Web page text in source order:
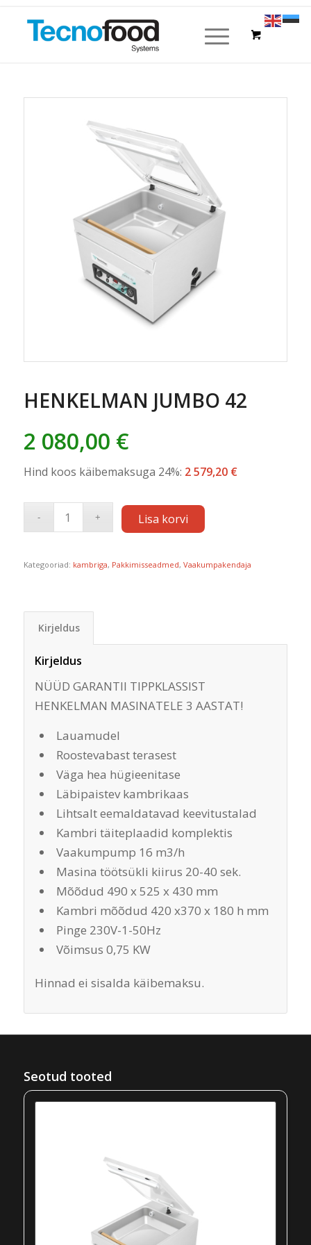
HENKELMAN JUMBO 42
2 080,00 €
Hind koos käibemaksuga 24%: 2 579,20 €
Lisa korvi
Kategooriad: kambriga, Pakkimisseadmed, Vaakumpakendaja
Kirjeldus
Kirjeldus
NÜÜD GARANTII TIPPKLASSIST
HENKELMAN MASINATELE 3 AASTAT!
Lauamudel
Roostevabast terasest
Väga hea hügieenitase
Läbipaistev kambrikaas
Lihtsalt eemaldatavad keevitustalad
Kambri täiteplaadid komplektis
Vaakumpump 16 m3/h
Masina töötsükli kiirus 20-40 sek.
Mõõdud 490 x 525 x 430 mm
Kambri mõõdud 420 x370 x 180 h mm
Pinge 230V-1-50Hz
Võimsus 0,75 KW
Hinnad ei sisalda käibemaksu.
Seotud tooted